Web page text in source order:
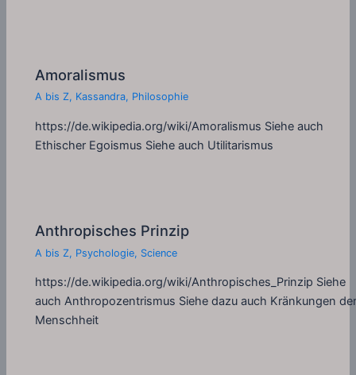
Amoralismus
A bis Z, Kassandra, Philosophie
https://de.wikipedia.org/wiki/Amoralismus Siehe auch
Ethischer Egoismus Siehe auch Utilitarismus
Anthropisches Prinzip
A bis Z, Psychologie, Science
https://de.wikipedia.org/wiki/Anthropisches_Prinzip Siehe
auch Anthropozentrismus Siehe dazu auch Kränkungen
Menschheit